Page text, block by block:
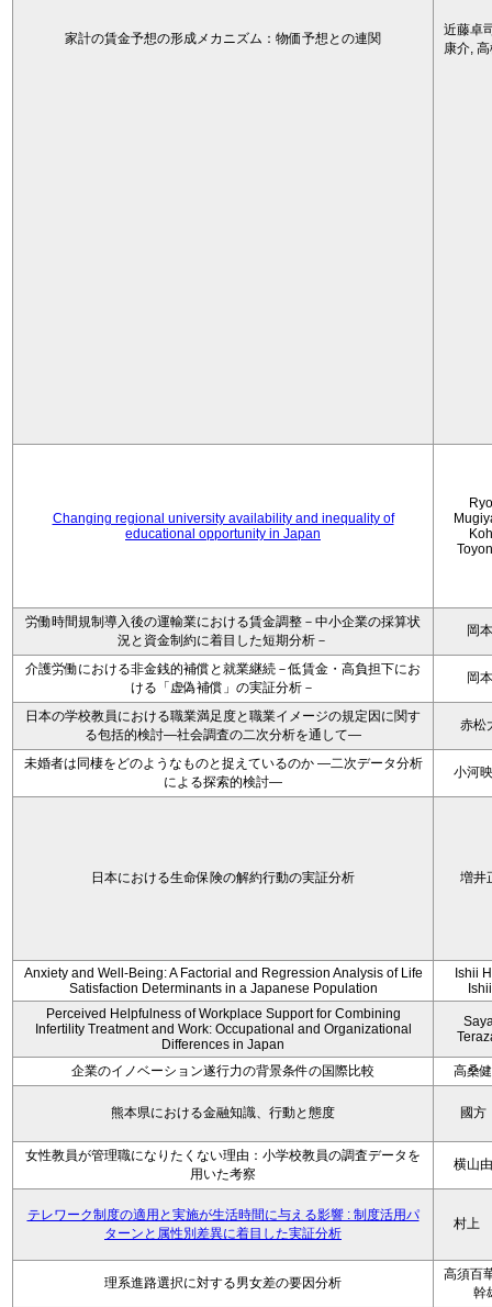
家計の賃金予想の形成メカニズム：物価予想との連関
近藤卓
康介,
Changing regional university availability and inequality of
educational opportunity in Japan
労働時間規制導入後の運輸業における賃金調整－中小企業の採算状
況と資金制約に着目した短期分析－
岡
介護労働における非金銭的補償と就業継続－低賃金・高負担下にお
ける「虚偽補償」の実証分析－
岡
日本の学校教員における職業満足度と職業イメージの規定因に関す
る包括的検討―社会調査の二次分析を通して―
赤松
未婚者は同棲をどのようなものと捉えているのか —二次データ分析
による探索的検討—
小河
日本における生命保険の解約行動の実証分析 増井
Anxiety and Well-Being: A Factorial and Regression Analysis of Life
Satisfaction Determinants in a Japanese Population
Ishii
Perceived Helpfulness of Workplace Support for Combining
Infertility Treatment and Work: Occupational and Organizational
Differences in Japan
企業のイノベーション遂行力の背景条件の国際比較 高桑
熊本県における金融知識、行動と態度 國
女性教員が管理職になりたくない理由：小学校教員の調査データを
用いた考察
横山
テレワーク制度の適用と実施が生活時間に与える影響 : 制度活用パ
ターンと属性別差異に着目した実証分析
村上
理系進路選択に対する男女差の要因分析
高須百
幹